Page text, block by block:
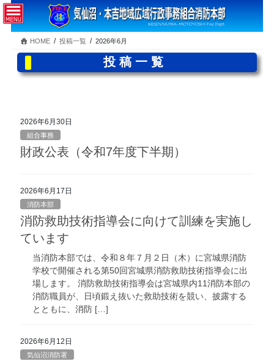
コ
ン
テ
ツ
へ
ナ
ビ
ゲ
シ
ョ
HOME 投稿一覧 2026年6月
投稿一覧
2026年6月30日
組合事務
財政公表（令和7年度下半期）
2026年6月17日
消防本部
消防救助技術指導会に向けて訓練を実施し
ています
当消防本部では、令和８年７月２日（木）に宮城県消防
学校で開催される第50回宮城県消防救助技術指導会に出
場します。 消防救助技術指導会は宮城県内11消防本部の
消防職員が、日頃鍛え抜いた救助技術を競い、披露する
とともに、消防 […]
2026年6月12日
気仙沼消防署